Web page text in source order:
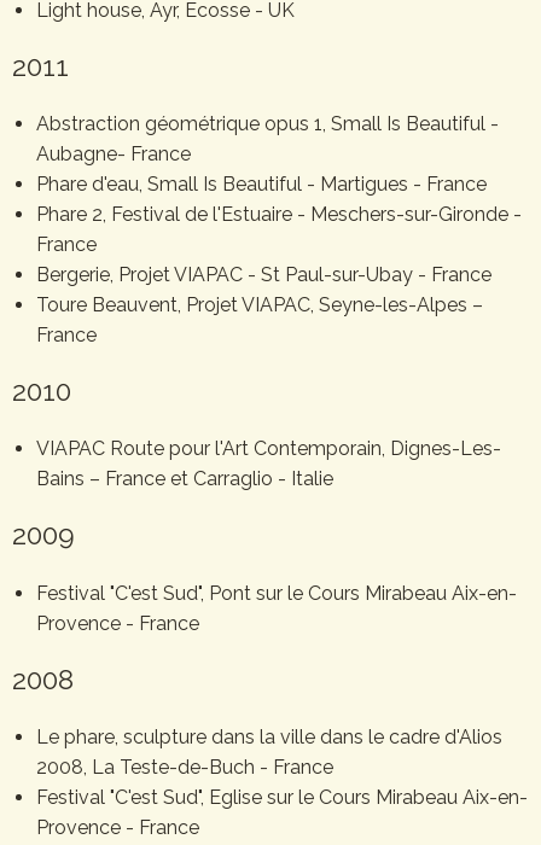
Light house, Ayr, Ecosse - UK
2011
Abstraction géométrique opus 1, Small Is Beautiful -
Aubagne- France
Phare d'eau, Small Is Beautiful - Martigues - France
Phare 2, Festival de l'Estuaire - Meschers-sur-Gironde -
France
Bergerie, Projet VIAPAC - St Paul-sur-Ubay - France
Toure Beauvent, Projet VIAPAC, Seyne-les-Alpes –
France
2010
VIAPAC Route pour l'Art Contemporain, Dignes-Les-
Bains – France et Carraglio - Italie
2009
Festival "C'est Sud", Pont sur le Cours Mirabeau Aix-en-
Provence - France
2008
Le phare, sculpture dans la ville dans le cadre d'Alios
2008, La Teste-de-Buch - France
Festival "C'est Sud", Eglise sur le Cours Mirabeau Aix-en-
Provence - France